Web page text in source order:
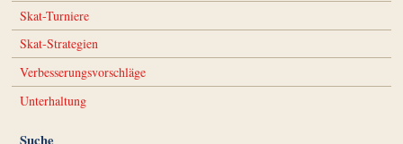
Skat-Turniere
Skat-Strategien
Verbesserungsvorschläge
Unterhaltung
Suche